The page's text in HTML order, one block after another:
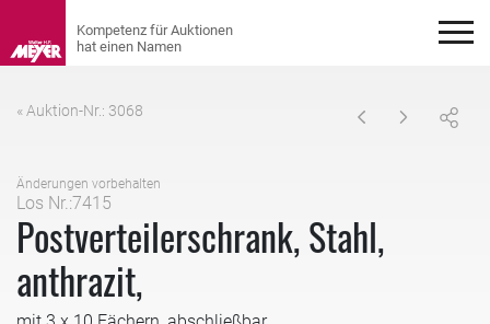
« Auktion-Nr.: 3068
Änderungen vorbehalten
Los Nr.:7415
Postverteilerschrank, Stahl,
anthrazit,